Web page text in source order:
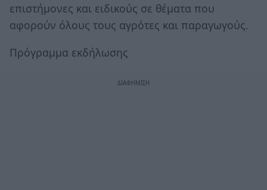
επιστήμονες και ειδικούς σε θέματα που
αφορούν όλους τους αγρότες και παραγωγούς.
Πρόγραμμα εκδήλωσης